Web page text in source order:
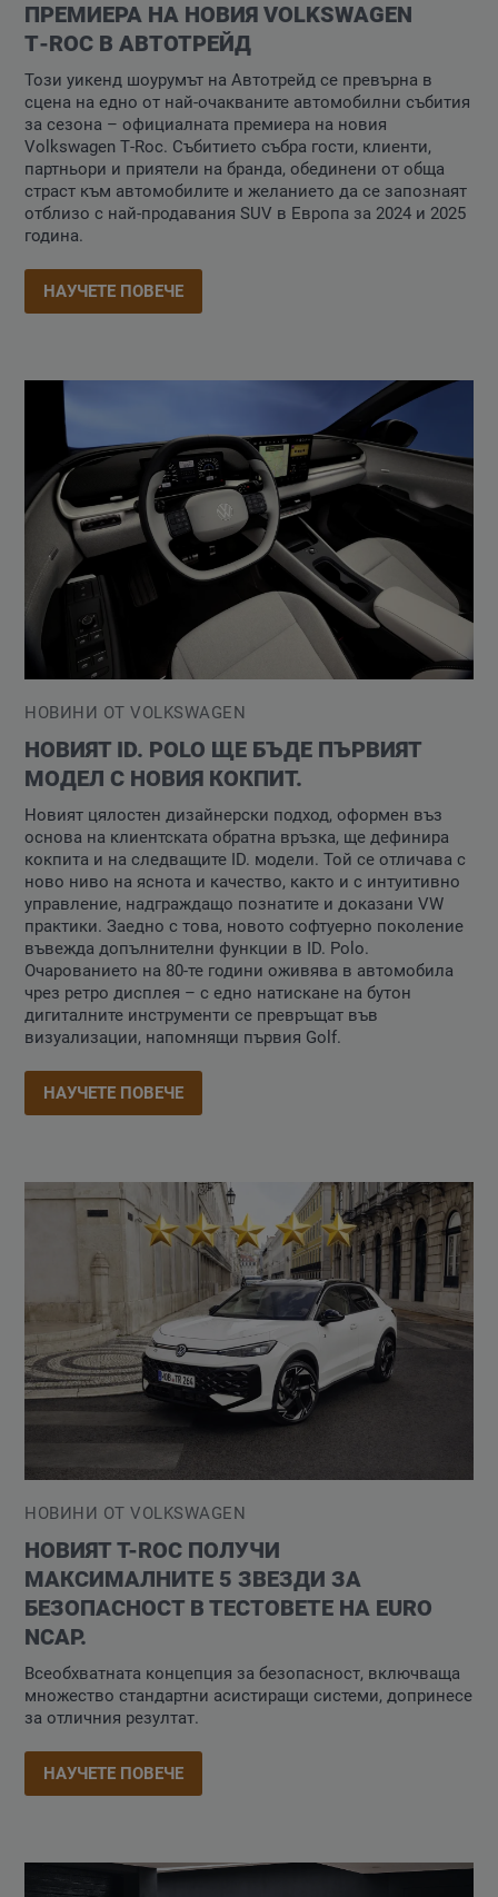
ПРЕМИЕРА НА НОВИЯ VOLKSWAGEN
T‑ROC В АВТОТРЕЙД
Този уикенд шоурумът на Автотрейд се превърна в
сцена на едно от най-очакваните автомобилни събития
за сезона – официалната премиера на новия
Volkswagen T‑Roc. Събитието събра гости, клиенти,
партньори и приятели на бранда, обединени от обща
страст към автомобилите и желанието да се запознаят
отблизо с най-продавания SUV в Европа за 2024 и 2025
година.
НАУЧЕТЕ ПОВЕЧЕ
НОВИНИ ОТ VOLKSWAGEN
НОВИЯТ ID. POLO ЩЕ БЪДЕ ПЪРВИЯТ
МОДЕЛ С НОВИЯ КОКПИТ.
Новият цялостен дизайнерски подход, оформен въз
основа на клиентската обратна връзка, ще дефинира
кокпита и на следващите ID. модели. Той се отличава с
ново ниво на яснота и качество, както и с интуитивно
управление, надграждащо познатите и доказани VW
практики. Заедно с това, новото софтуерно поколение
въвежда допълнителни функции в ID. Polo.
Очарованието на 80-те години оживява в автомобила
чрез ретро дисплея – с едно натискане на бутон
дигиталните инструменти се превръщат във
визуализации, напомнящи първия Golf.
НАУЧЕТЕ ПОВЕЧЕ
НОВИНИ ОТ VOLKSWAGEN
НОВИЯТ T-ROC ПОЛУЧИ
МАКСИМАЛНИТЕ 5 ЗВЕЗДИ ЗА
БЕЗОПАСНОСТ В ТЕСТОВЕТЕ НА EURO
NCAP.
Всеобхватната концепция за безопасност, включваща
множество стандартни асистиращи системи, допринесе
за отличния резултат.
НАУЧЕТЕ ПОВЕЧЕ